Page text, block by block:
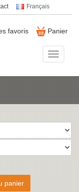
Français
Panier
favoris
Music
panier